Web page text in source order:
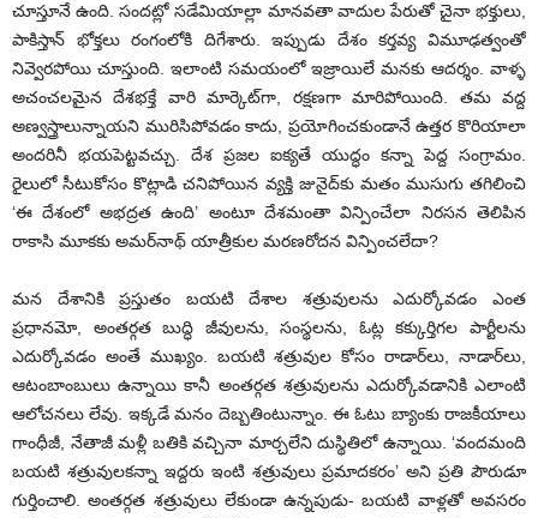
చూస్తూనే ఉంది. సందట్లో సడేమియాల్లా మానవతా వాదుల పేరుతో చైనా భక్తులు,
పాకిస్తాన్ భోక్తలు రంగంలోకి దిగేశారు. ఇప్పుడు దేశం కర్తవ్య విమూఢత్వంతో
నివ్వెరపోయి చూస్తుంది. ఇలాంటి సమయంలో ఇజ్రాయిలే మనకు ఆదర్శం. వాళ్ళ
అచంచలమైన దేశభక్తే వారి మార్కెట్‌గా, రక్షణగా మారిపోయింది. తమ వద్ద
అణ్వస్త్రాలున్నాయని మురిసిపోవడం కాదు, ప్రయోగించకుండానే ఉత్తర కొరియాలా
అందరినీ భయపెట్టవచ్చు. దేశ ప్రజల ఐక్యతే యుద్ధం కన్నా పెద్ద సంగ్రామం.
రైలులో సీటుకోసం కొట్లాడి చనిపోయిన వ్యక్తి జునైద్‌కు మతం ముసుగు తగిలించి
‘ఈ దేశంలో అభద్రత ఉంది’ అంటూ దేశమంతా విన్పించేలా నిరసన తెలిపిన
రాకాసి మూకకు అమర్‌నాథ్ యాత్రీకుల మరణరోదన విన్పించలేదా?
మన దేశానికి ప్రస్తుతం బయటి దేశాల శత్రువులను ఎదుర్కోవడం ఎంత
ప్రధానమో, అంతర్గత బుద్ధి జీవులను, సంస్థలను, ఓట్ల కక్కుర్తిగల పార్టీలను
ఎదుర్కోవడం అంతే ముఖ్యం. బయటి శత్రువుల కోసం రాడార్‌లు, నాడార్‌లు,
ఆటంబాంబులు ఉన్నాయి కానీ అంతర్గత శత్రువులను ఎదుర్కోవడానికి ఎలాంటి
ఆలోచనలు లేవు. ఇక్కడే మనం దెబ్బతింటున్నాం. ఈ ఓటు బ్యాంకు రాజకీయాలు
గాంధీజీ, నేతాజీ మళ్లీ బతికి వచ్చినా మార్చలేని దుస్థితిలో ఉన్నాయి. ‘వందమంది
బయటి శత్రువులకన్నా ఇద్దరు ఇంటి శత్రువులు ప్రమాదకరం’ అని ప్రతి పౌరుడూ
గుర్తించాలి. అంతర్గత శత్రువులు లేకుండా ఉన్నపుడు- బయటి వాళ్లతో అవసరం